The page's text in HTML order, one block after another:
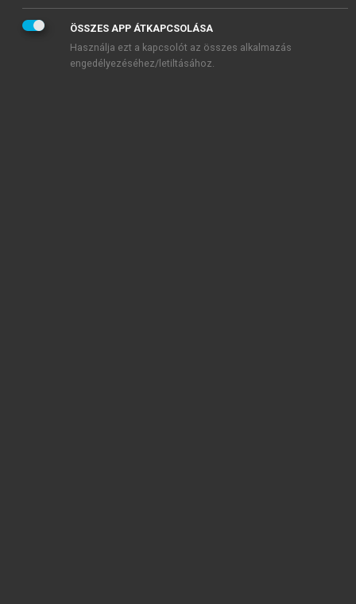
ÖSSZES APP ÁTKAPCSOLÁSA
Használja ezt a kapcsolót az összes alkalmazás
engedélyezéséhez/letiltásához.